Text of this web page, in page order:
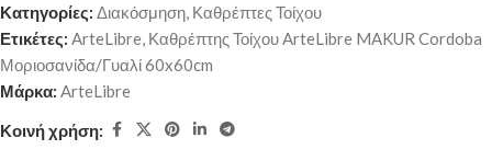
Κατηγορίες: Διακόσμηση, Καθρέπτες Τοίχου
Ετικέτες: ArteLibre, Καθρέπτης Τοίχου ArteLibre MAKUR Cordoba
Μοριοσανίδα/Γυαλί 60x60cm
Μάρκα: ArteLibre
Κοινή χρήση: